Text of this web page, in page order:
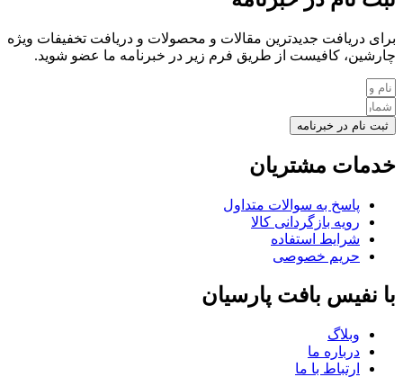
برای دریافت جدیدترین مقالات و محصولات و دریافت تخفیفات ویژه
چارشین، کافیست از طریق فرم زیر در خبرنامه ما عضو شوید.
ثبت نام در خبرنامه
خدمات مشتریان
پاسخ به سوالات متداول
رویه بازگردانی کالا
شرایط استفاده
حریم خصوصی
با نفیس بافت پارسیان
وبلاگ
درباره ما
ارتباط با ما